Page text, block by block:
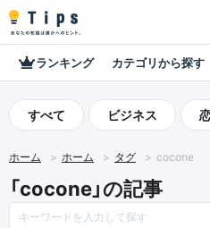
ランキング カテゴリから探す
すべて ビジネス
ホーム ホーム タグ cocone
「cocone」の記事